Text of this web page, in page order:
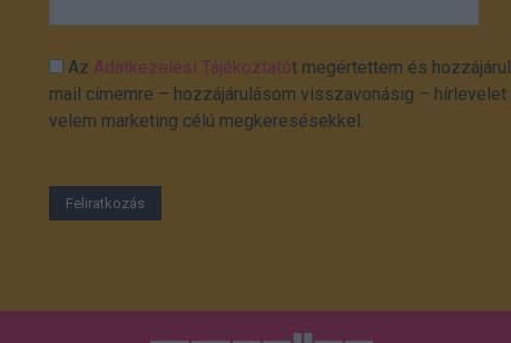
Az Adatkezelési Tájékoztatót megértettem és
mail címemre – hozzájárulásom visszavonásig –
velem marketing célú megkeresésekkel.